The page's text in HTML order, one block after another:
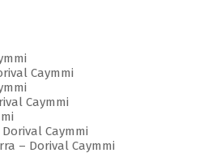
Caymmi
Caymmi
Caymmi
– Dorival Caymmi